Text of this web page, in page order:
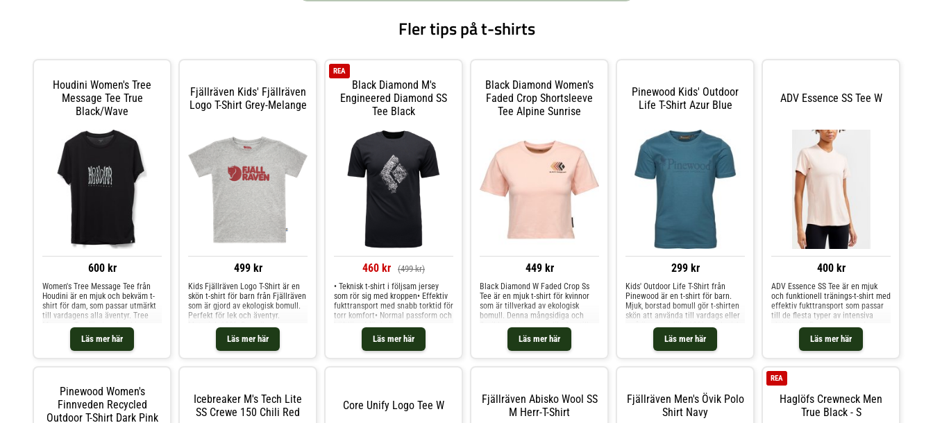
Fler tips på t-shirts
Houdini Women's Tree
Message Tee True
Black/Wave
600 kr
Läs mer här
Women's Tree Message Tee från
Houdini är en mjuk och bekväm t-
shirt för dam, som passar utmärkt
till vardagens alla äventyr. Tree
tidlös design med banbrytande
textilteknologi. T-shirten har en
klassisk skärning som ger ett fint
Detta material har en mycket mjuk
textur, ett vackert fall och en sval
känsla mot huden. Träet som
Fjällräven Kids' Fjällräven
Logo T-Shirt Grey-Melange
499 kr
Läs mer här
Kids Fjällräven Logo T-Shirt är en
skön t-shirt för barn från Fjällräven
som är gjord av ekologisk bomull.
Perfekt för lek och äventyr.
Black Diamond M's
Engineered Diamond SS
Tee Black
REA
460 kr (499 kr)
Läs mer här
• Teknisk t‑shirt i följsam jersey
som rör sig med kroppen• Effektiv
fukttransport med snabb torktid för
torr komfort• Normal passform och
vardagsanvändning• Slitstark
konstruktion anpassad för aktiva
dagar• Grafik tryckt med
herr som trivs lika bra vid
klätterklippan som på
Black Diamond Women's
Faded Crop Shortsleeve
Tee Alpine Sunrise
449 kr
Läs mer här
Black Diamond W Faded Crop Ss
Tee är en mjuk t-shirt för kvinnor
som är tillverkad av ekologisk
bomull. Denna mångsidiga och
avkopplande dagar hemma som på
aktiva dagar i klätterväggen. T-shirt
för kvinnor med en beskuren
220 g/m2 Material: 100% bomull
Pinewood Kids' Outdoor
Life T-Shirt Azur Blue
299 kr
Läs mer här
Kids' Outdoor Life T-Shirt från
Pinewood är en t-shirt för barn.
Mjuk, borstad bomull gör t-shirten
skön att använda till vardags eller
bomull Borstad yta för ökad
komfort Rund krage Material: 100
% bomull
ADV Essence SS Tee W
400 kr
Läs mer här
ADV Essence SS Tee är en mjuk
och funktionell tränings-t-shirt med
effektiv fukttransport som passar
till de flesta typer av intensiva
träningsplagg har även ergonomisk
design för perfekt passform,
optimal rörelsefrihet och hög
Essence SS Tee är gjord av
återvunnen polyestertrikå och är
en del av vår satsning på att öka
andelen hållbara material i våra
produkter och nå målet med att ta
Pinewood Women's
Finnveden Recycled
Outdoor T-Shirt Dark Pink
Icebreaker M's Tech Lite
SS Crewe 150 Chili Red
Core Unify Logo Tee W
Fjällräven Abisko Wool SS
M Herr-T-Shirt
Fjällräven Men's Övik Polo
Shirt Navy
Haglöfs Crewneck Men
True Black - S
REA